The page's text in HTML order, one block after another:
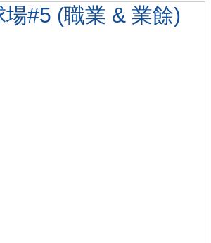
#5 (職業 & 業餘)